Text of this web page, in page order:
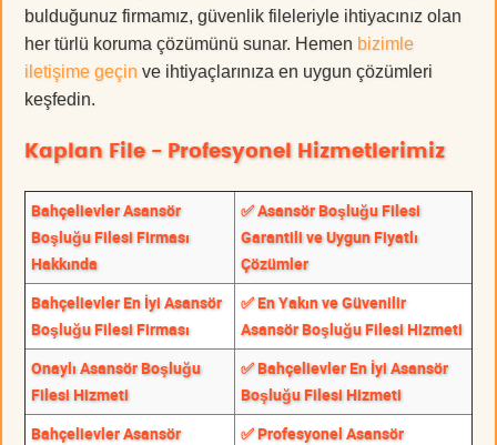
bulduğunuz firmamız, güvenlik fileleriyle ihtiyacınız olan
her türlü koruma çözümünü sunar. Hemen bizimle
iletişime geçin ve ihtiyaçlarınıza en uygun çözümleri
keşfedin.
Kaplan File - Profesyonel Hizmetlerimiz
Bahçelievler Asansör
Boşluğu Filesi Firması
Hakkında
✅ Asansör Boşluğu Filesi
Garantili ve Uygun Fiyatlı
Çözümler
Bahçelievler En İyi Asansör
Boşluğu Filesi Firması
✅ En Yakın ve Güvenilir
Asansör Boşluğu Filesi Hizmeti
Onaylı Asansör Boşluğu
Filesi Hizmeti
✅ Bahçelievler En İyi Asansör
Boşluğu Filesi Hizmeti
Bahçelievler Asansör
✅ Profesyonel Asansör